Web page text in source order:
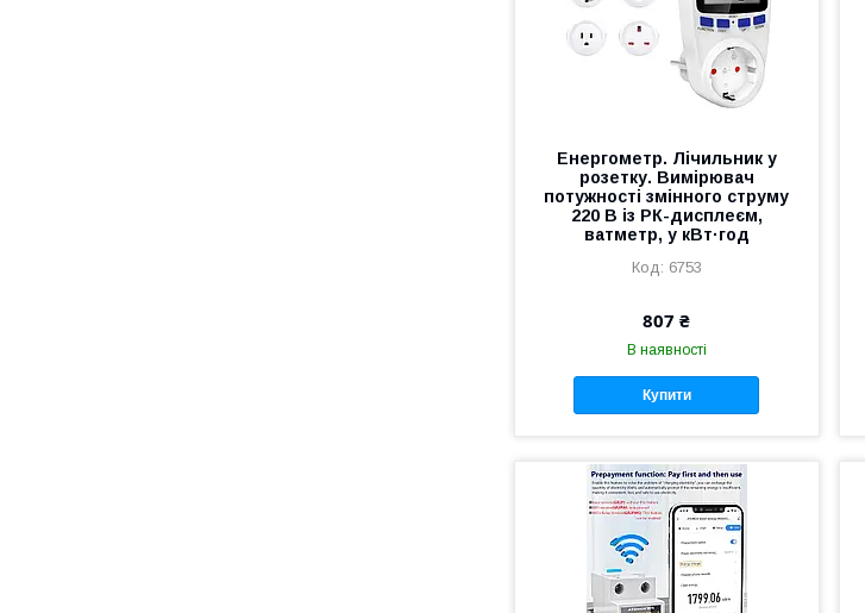
Енергометр. Лічильник у
розетку. Вимірювач
потужності змінного струму
220 В із РК-дисплеєм,
ватметр, у кВт·год
6753
807 ₴
В наявності
Купити